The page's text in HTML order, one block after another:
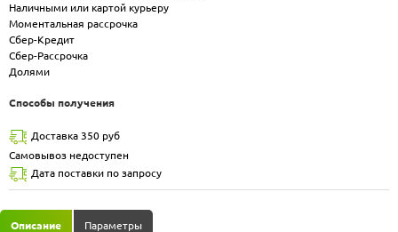
Наличными или картой курьеру
Моментальная рассрочка
Сбер-Кредит
Сбер-Рассрочка
Долями
Способы получения
Доставка 350 руб
Самовывоз недоступен
Дата поставки по запросу
Описание Параметры